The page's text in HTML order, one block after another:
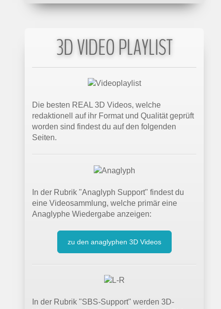
3D VIDEO PLAYLIST
Die besten REAL 3D Videos, welche
redaktionell auf ihr Format und Qualität geprüft
worden sind findest du auf den folgenden
Seiten.
In der Rubrik "Anaglyph Support" findest du
eine Videosammlung, welche primär eine
Anaglyphe Wiedergabe anzeigen:
zu den anaglyphen 3D Videos
In der Rubrik "SBS-Support" werden 3D-